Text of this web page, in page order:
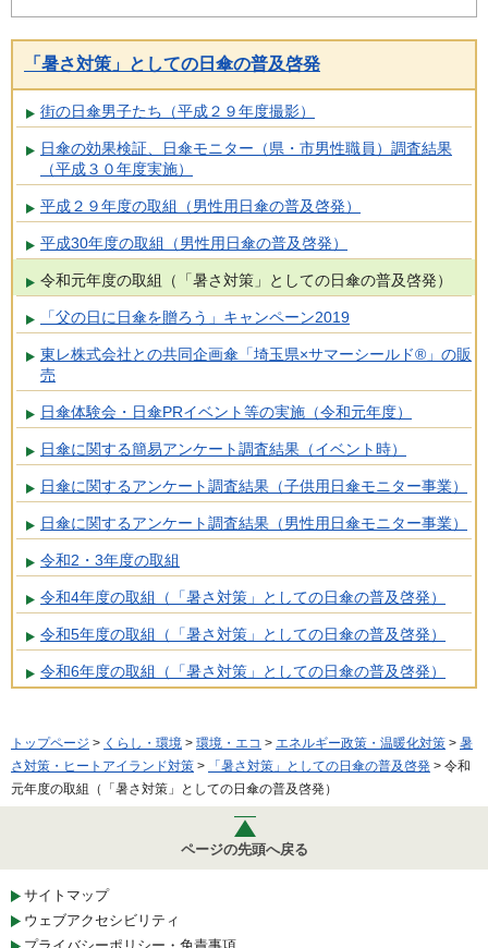
「暑さ対策」としての日傘の普及啓発
街の日傘男子たち（平成２９年度撮影）
日傘の効果検証、日傘モニター（県・市男性職員）調査結果
（平成３０年度実施）
平成２９年度の取組（男性用日傘の普及啓発）
平成30年度の取組（男性用日傘の普及啓発）
令和元年度の取組（「暑さ対策」としての日傘の普及啓発）
「父の日に日傘を贈ろう」キャンペーン2019
東レ株式会社との共同企画傘「埼玉県×サマーシールド®」の販
売
日傘体験会・日傘PRイベント等の実施（令和元年度）
日傘に関する簡易アンケート調査結果（イベント時）
日傘に関するアンケート調査結果（子供用日傘モニター事業）
日傘に関するアンケート調査結果（男性用日傘モニター事業）
令和2・3年度の取組
令和4年度の取組（「暑さ対策」としての日傘の普及啓発）
令和5年度の取組（「暑さ対策」としての日傘の普及啓発）
令和6年度の取組（「暑さ対策」としての日傘の普及啓発）
トップページ > くらし・環境 > 環境・エコ > エネルギー政策・温暖化対策 > 暑
さ対策・ヒートアイランド対策 > 「暑さ対策」としての日傘の普及啓発 > 令和
元年度の取組（「暑さ対策」としての日傘の普及啓発）
ページの先頭へ戻る
サイトマップ
ウェブアクセシビリティ